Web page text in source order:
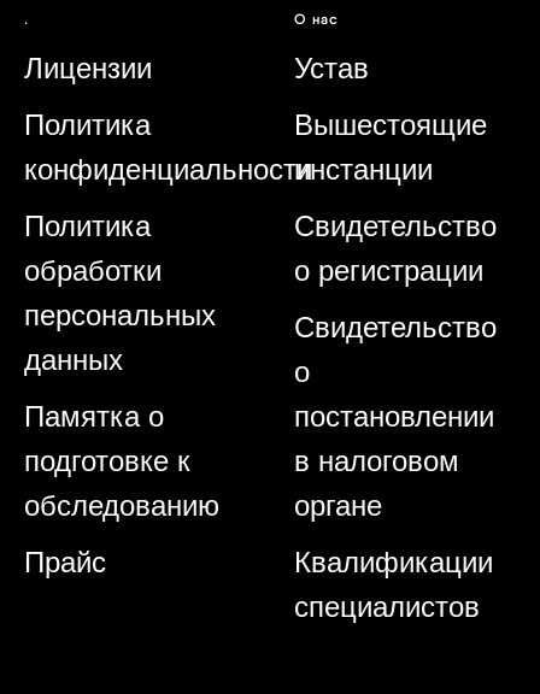
.
Лицензии
Политика
конфиденциальности
Политика
обработки
персональных
данных
Памятка о
подготовке к
обследованию
Прайс
О нас
Устав
Вышестоящие
инстанции
Свидетельство
о регистрации
Свидетельство
о
постановлении
в налоговом
органе
Квалификации
специалистов